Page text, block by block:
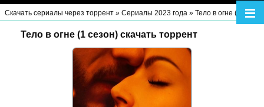
Скачать сериалы через торрент » Сериалы 2023 года » Тело в огне (1 сезон)
Тело в огне (1 сезон) скачать торрент